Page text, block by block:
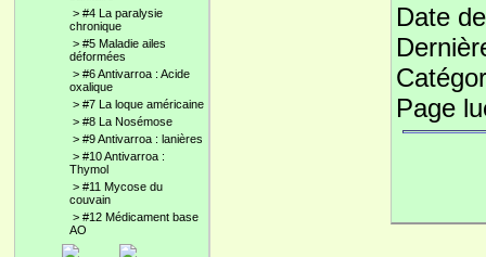
> #4 La paralysie
chronique
> #5 Maladie ailes
déformées
> #6 Antivarroa : Acide
oxalique
> #7 La loque américaine
> #8 La Nosémose
> #9 Antivarroa : lanières
> #10 Antivarroa :
Thymol
> #11 Mycose du
couvain
> #12 Médicament base
AO
Date
Page